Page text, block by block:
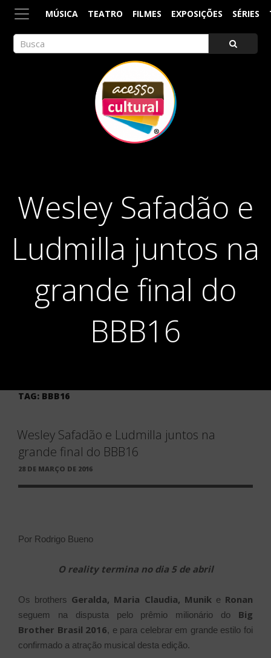
MÚSICA TEATRO FILMES EXPOSIÇÕES SÉRIES
Wesley Safadão e
Ludmilla juntos na
grande final do
BBB16
TAG: BBB16
Wesley Safadão e Ludmilla juntos na
grande final do BBB16
PUBLICADO
28 DE MARÇO DE 2016
Por Rodrigo Bueno
O reality termina no dia 5 de abril
Os brothers Geralda, Maria Claudia, Munike Ronan
seguem na dispusta pelo prêmio milionário do Big
Brother Brasil 2016, e para celebrar em grande estilo foi
confirmado a atração musical desta edição.